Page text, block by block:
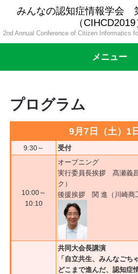
みんなの認知症情報学会
（CIHCD2019
2nd Annual Conference of Citizen Informatics
メニュー
プログラム
9月 7 日（土） 1
9:30～ 受付
10:00～
10:10
オープニング
実行委員長挨拶 髙瀬義
ク）
後援挨拶 関 進（川崎商
共同大会長講演
「自立共生、みんなごち
どこまで進んだ、認知症